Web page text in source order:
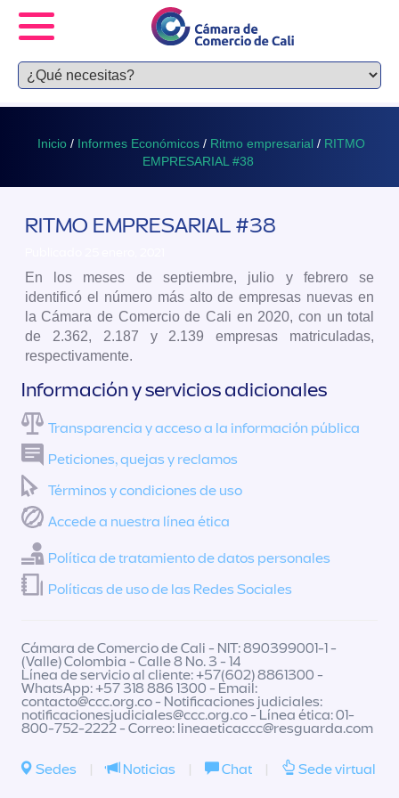
Inicio / Informes Económicos / Ritmo empresarial / RITMO
EMPRESARIAL #38
RITMO EMPRESARIAL #38
En los meses de septiembre, julio y febrero se
identificó el número más alto de empresas nuevas en
la Cámara de Comercio de Cali en 2020, con un total
de 2.362, 2.187 y 2.139 empresas matriculadas,
respectivamente.
Información y servicios adicionales
Transparencia y acceso a la información pública
Peticiones, quejas y reclamos
Términos y condiciones de uso
Accede a nuestra línea ética
Política de tratamiento de datos personales
Políticas de uso de las Redes Sociales
Cámara de Comercio de Cali - NIT: 890399001-1 -
(Valle) Colombia - Calle 8 No. 3 - 14
Línea de servicio al cliente: +57(602) 8861300 -
WhatsApp: +57 318 886 1300 - Email:
contacto@ccc.org.co- Notificaciones judiciales:
notificacionesjudiciales@ccc.org.co- Línea ética: 01-
800-752-2222 - Correo: lineaeticaccc@resguarda.com
Sedes | Noticias | Chat | Sede virtual